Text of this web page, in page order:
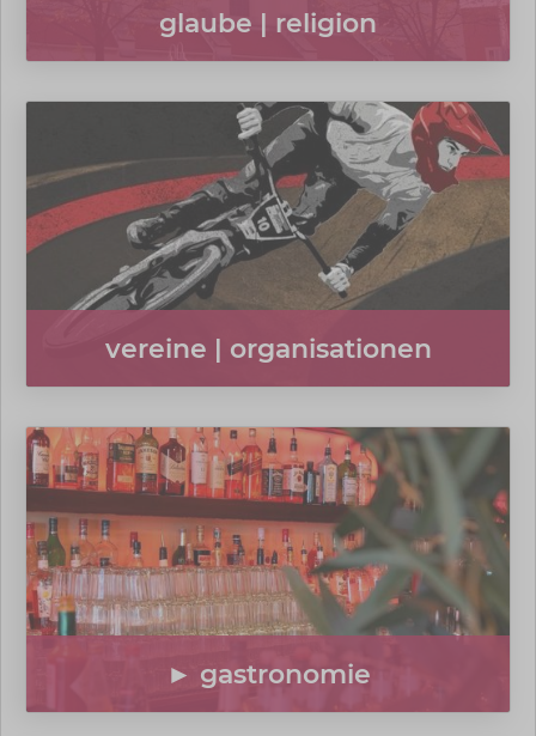
glaube | religion
vereine | organisationen
► gastronomie